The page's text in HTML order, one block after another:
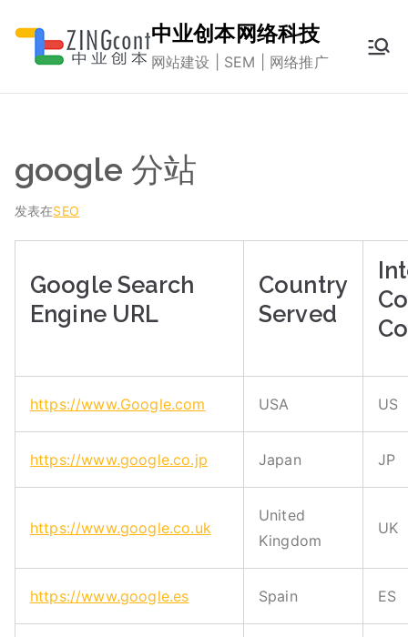
内
中业创本网络科技
网站建设 | SEM | 网络推广
google 分站
发表在SEO
Google Search
Engine URL
Country
Served
https://www.Google.com USA US
https://www.google.co.jp Japan JP
https://www.google.co.uk
United
Kingdom
UK
https://www.google.es Spain ES